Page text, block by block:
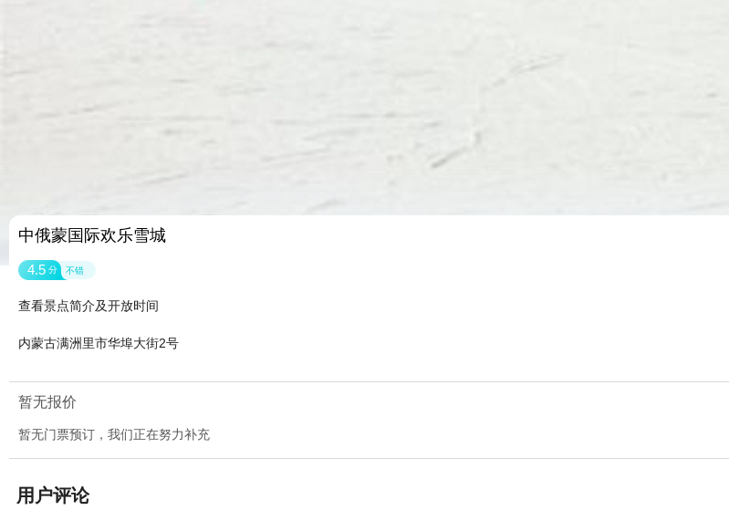
中俄蒙国际欢乐雪城
4.5 分 不错
查看景点简介及开放时间
内蒙古满洲里市华埠大街2号
暂无报价
暂无门票预订，我们正在努力补充
用户评论